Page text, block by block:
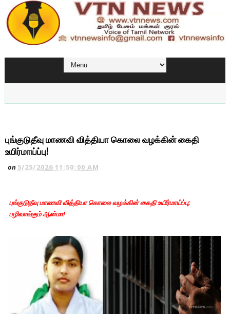
புங்குடுதீவு மாணவி வித்தியா கொலை வழக்கின் கைதி
உயிர்மாய்ப்பு!
on 5/25/2026 11:50:00 AM
புங்குடுதீவு மாணவி வித்தியா கொலை வழக்கின் கைதி உயிர்மாய்ப்பு;
பழிவாங்கும் ஆன்மா!